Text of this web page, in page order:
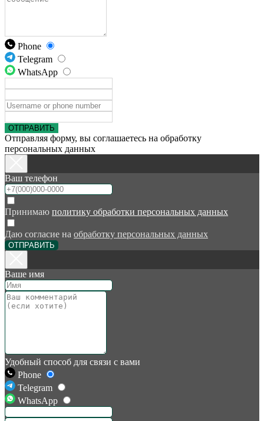
Phone
Telegram
WhatsApp
ОТПРАВИТЬ
Отправляя форму, вы соглашаетесь на обработку
персональных данных
Ваш телефон
Принимаю политику обработки персональных данных
Даю согласие на обработку персональных данных
ОТПРАВИТЬ
Ваше имя
Удобный способ для связи с вами
Phone
Telegram
WhatsApp